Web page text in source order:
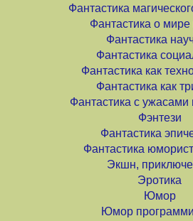
Фантастика
Фантастика о мире
Фантастика
Фантастика
Фантастика как
Фантастика как
Фантастика с ужасами
Фэнтези
Фантастика
Фантастика
Экшн,
Эротика
Юмор
Юмор